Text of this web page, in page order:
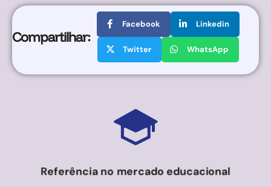
Compartilhar:
Facebook Linkedin
Twitter WhatsApp
Referência no mercado educacional